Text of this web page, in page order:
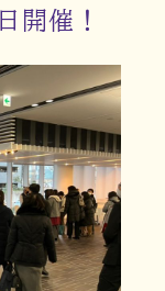
開催！